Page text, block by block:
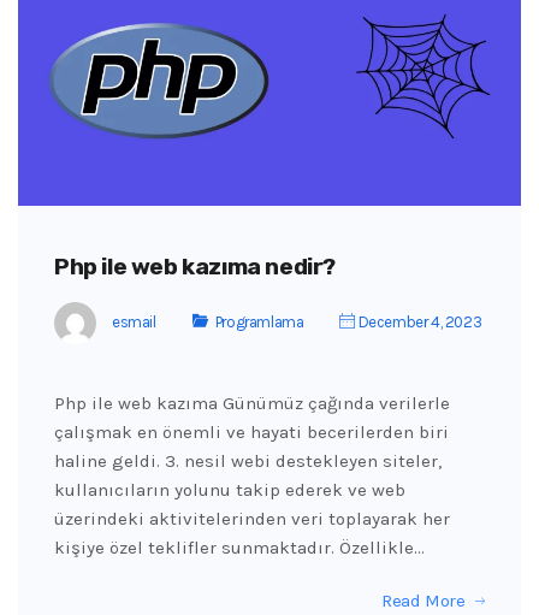
Php ile web kazıma nedir?
esmail Programlama December 4, 2023
Php ile web kazıma Günümüz çağında verilerle
çalışmak en önemli ve hayati becerilerden biri
haline geldi. 3. nesil webi destekleyen siteler,
kullanıcıların yolunu takip ederek ve web
üzerindeki aktivitelerinden veri toplayarak her
kişiye özel teklifler sunmaktadır. Özellikle…
Read More